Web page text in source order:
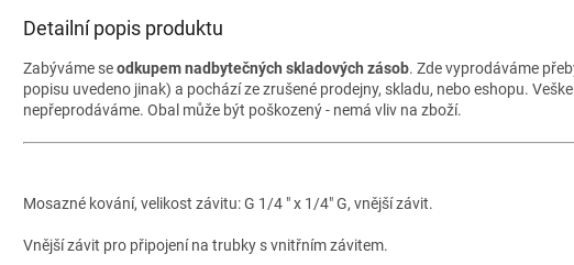
Detailní popis produktu
Zabýváme seodkupem nadbytečných skladových zásob. Zde vyprodáváme
popisu uvedeno jinak) a pochází ze zrušené prodejny, skladu, nebo eshopu.
nepřeprodáváme. Obal může být poškozený - nemá vliv na zboží.
Mosazné kování, velikost závitu: G 1/4 " x 1/4" G, vnější závit.
Vnější závit pro připojení na trubky s vnitřním závitem.